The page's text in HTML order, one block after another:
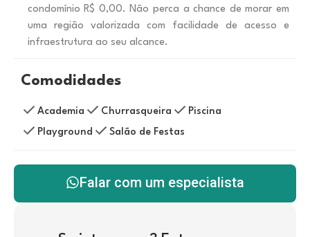
condomínio R$ 0,00. Não perca a chance de morar em
uma região valorizada com facilidade de acesso e
infraestrutura ao seu alcance.
Comodidades
Academia Churrasqueira
Piscina
Playground
Salão de Festas
Falar com um especialista